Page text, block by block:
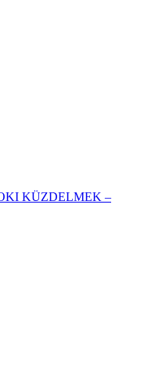
KÜZDELMEK –